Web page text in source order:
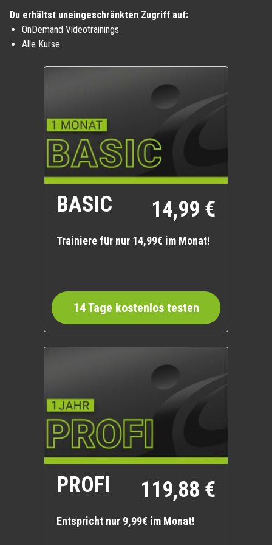
Du erhältst uneingeschränkten Zugriff auf:
OnDemand Videotrainings
Alle Kurse
BASIC 14,99 €
Trainiere für nur 14,99€ im Monat!
14 Tage kostenlos testen
PROFI 119,88 €
Entspricht nur 9,99€ im Monat!